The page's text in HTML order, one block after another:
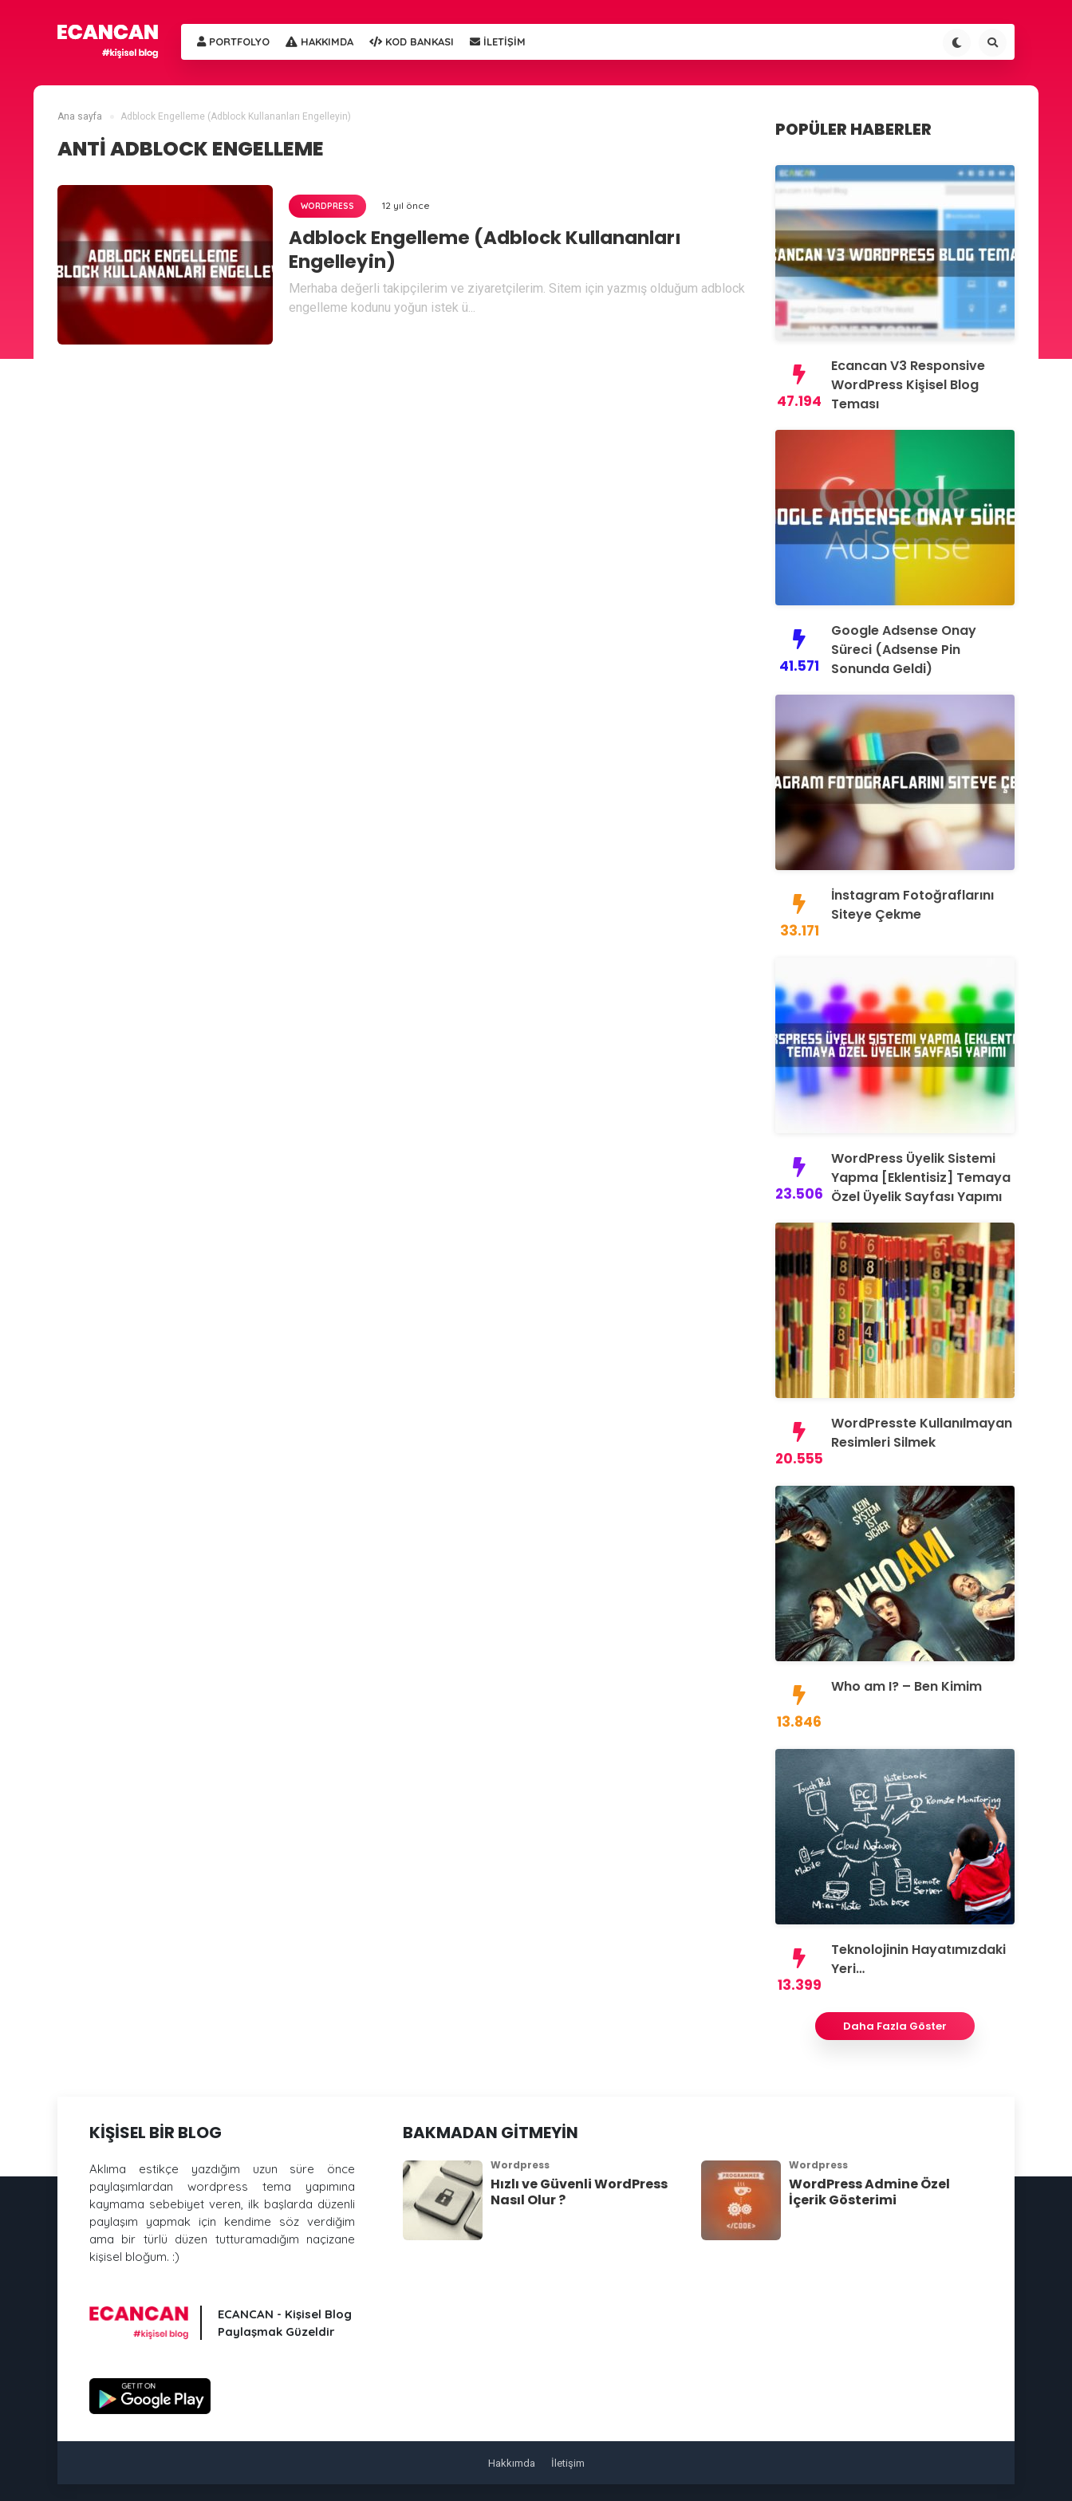
PORTFOLYO HAKKIMDA KOD BANKASI İLETİŞİM
Ana sayfa Adblock Engelleme (Adblock Kullananları Engelleyin)
ANTI ADBLOCK ENGELLEME
WORDPRESS 12 yıl önce
Adblock Engelleme (Adblock Kullananları
Engelleyin)
Merhaba değerli takipçilerim ve ziyaretçilerim. Sitem için yazmış olduğum adblock
engelleme kodunu yoğun istek ü...
POPÜLER HABERLER
47.194
Ecancan V3 Responsive
WordPress Kişisel Blog
Teması
41.571
Google Adsense Onay
Süreci (Adsense Pin
Sonunda Geldi)
33.171
İnstagram Fotoğraflarını
Siteye Çekme
23.506
WordPress Üyelik Sistemi
Yapma [Eklentisiz] Temaya
Özel Üyelik Sayfası Yapımı
20.555
WordPresste Kullanılmayan
Resimleri Silmek
13.846
Who am I? – Ben Kimim
13.399
Teknolojinin Hayatımızdaki
Yeri…
Daha Fazla Göster
KİŞİSEL BİR BLOG
Aklıma estikçe yazdığım uzun süre önce
paylaşımlardan wordpress tema yapımına
kaymama sebebiyet veren, ilk başlarda düzenli
paylaşım yapmak için kendime söz verdiğim
ama bir türlü düzen tutturamadığım naçizane
kişisel bloğum. :)
ECANCAN - Kişisel Blog
Paylaşmak Güzeldir
BAKMADAN GİTMEYİN
Wordpress
Hızlı ve Güvenli WordPress
Nasıl Olur ?
Wordpress
WordPress Admine Özel
İçerik Gösterimi
Hakkımda İletişim